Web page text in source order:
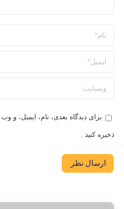
نام *
ایمیل *
وبسایت
برای دیدگاه بعدی، نام، ایمیل، و
ذخیره کنید .
ارسال نظر